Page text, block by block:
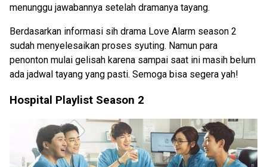
menunggu jawabannya setelah dramanya tayang.
Berdasarkan informasi sih drama Love Alarm season 2
sudah menyelesaikan proses syuting. Namun para
penonton mulai gelisah karena sampai saat ini masih belum
ada jadwal tayang yang pasti. Semoga bisa segera yah!
Hospital Playlist Season 2